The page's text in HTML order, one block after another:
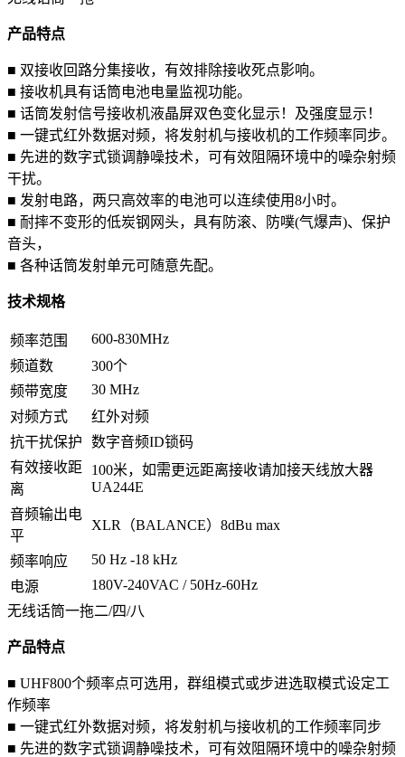
产品特点
■ 双接收回路分集接收，有效排除接收死点影响。
■ 接收机具有话筒电池电量监视功能。
■ 话筒发射信号接收机液晶屏双色变化显示！及强度显示！
■ 一键式红外数据对频，将发射机与接收机的工作频率同步。
■ 先进的数字式锁调静噪技术，可有效阻隔环境中的噪杂射频
干扰。
■ 发射电路，两只高效率的电池可以连续使用8小时。
■ 耐摔不变形的低炭钢网头，具有防滚、防噗(气爆声)、保护
音头，
■ 各种话筒发射单元可随意先配。
技术规格
频率范围
600-830MHz
频道数
300个
频带宽度
30 MHz
对频方式
红外对频
抗干扰保护
数字音频ID锁码
有效接收距
离
100米，如需更远距离接收请加接天线放大器
UA244E
音频输出电
平
XLR（BALANCE）8dBu max
频率响应
50 Hz -18 kHz
电源
180V-240VAC / 50Hz-60Hz
无线话筒一拖二/四/八
产品特点
■ UHF800个频率点可选用，群组模式或步进选取模式设定工
作频率
■ 一键式红外数据对频，将发射机与接收机的工作频率同步
■ 先进的数字式锁调静噪技术，可有效阻隔环境中的噪杂射频